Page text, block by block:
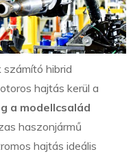
hibrid
hajtás kerül a
a modellcsalád
haszonjármű
hajtás ideális